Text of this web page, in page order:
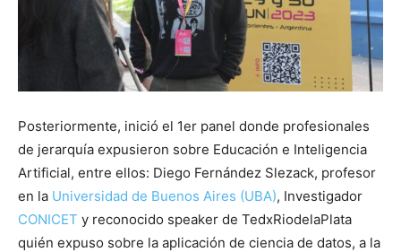
Posteriormente, inició el 1er panel donde profesionales
de jerarquía expusieron sobre Educación e Inteligencia
Artificial, entre ellos: Diego Fernández Slezack, profesor
en la Universidad de Buenos Aires (UBA), Investigador
CONICET y reconocido speaker de TedxRiodelaPlata
quién expuso sobre la aplicación de ciencia de datos, a la